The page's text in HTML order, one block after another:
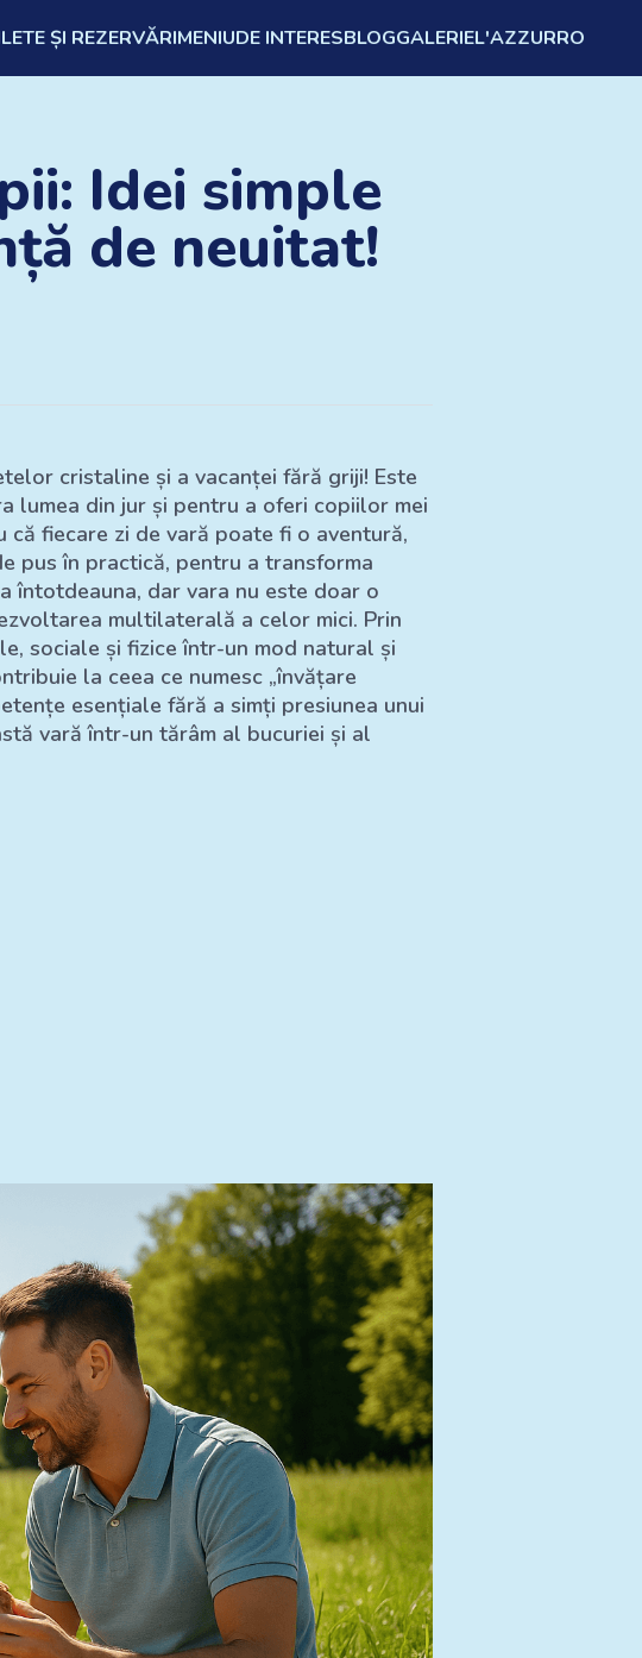
ȘI REZERVĂRIMENIUDE INTERESBLOGGALERIEL'AZZURRO
Idei simple
de neuitat!
cristaline și a vacanței fără griji! Este
lumea din jur și pentru a oferi copiilor mei
că fiecare zi de vară poate fi o aventură,
pus în practică, pentru a transforma
întotdeauna, dar vara nu este doar o
multilaterală a celor mici. Prin
sociale și fizice într-un mod natural și
la ceea ce numesc „învățare
esențiale fără a simți presiunea unui
vară într-un tărâm al bucuriei și al